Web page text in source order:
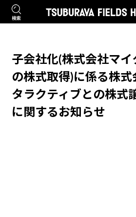
子会社化(株式会社マイ
の株式取得)に係る株式
タラクティブとの株式
に関するお知らせ